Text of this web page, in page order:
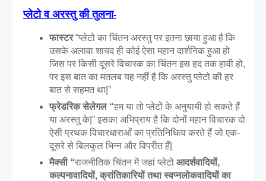
प्लेटो व अरस्तु की तुलना-
फास्टर “प्लेटो का चिंतन अरस्तु पर इतना छाया हुआ है कि
उसके अलावा शायद ही कोई ऐसा महान दार्शनिक हुआ हो
जिस पर किसी दूसरे विचारक का चिंतन इस हद तक हावी हो,
पर इस बात का मतलब यह नहीं है कि अरस्तु प्लेटो की हर
बात से सहमत था|”
फ्रेडरिक सेलेगल “हम या तो प्लेटों के अनुयायी हो सकते हैं
या अरस्तु के|” इसका अभिप्राय है कि दोनों महान विचारक दो
ऐसी प्रथक विचारधाराओं का प्रतिनिधित्व करते हैं जो एक-
दूसरे से बिलकुल भिन्न और विपरीत हैं|
मैक्सी “राजनीतिक चिंतन में जहां प्लेटो आदर्शवादियों,
कल्पनावादियों, क्रांतिकारियों तथा स्वप्नलोकवादियों का